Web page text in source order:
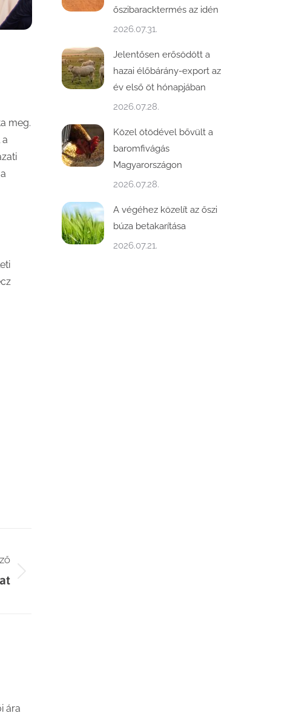
meg.
ára
őszibaracktermés az idén
2026.07.31.
Jelentősen erősödött a
hazai élőbárány-export az
év első öt hónapjában
2026.07.28.
Közel ötödével bővült a
baromfivágás
Magyarországon
2026.07.28.
A végéhez közelít az őszi
búza betakarítása
2026.07.21.